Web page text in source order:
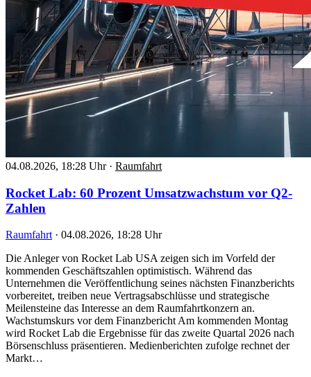
04.08.2026, 18:28 Uhr · Raumfahrt
Rocket Lab: 60 Prozent Umsatzwachstum vor Q2-
Zahlen
Raumfahrt · 04.08.2026, 18:28 Uhr
Die Anleger von Rocket Lab USA zeigen sich im Vorfeld der
kommenden Geschäftszahlen optimistisch. Während das
Unternehmen die Veröffentlichung seines nächsten Finanzberichts
vorbereitet, treiben neue Vertragsabschlüsse und strategische
Meilensteine das Interesse an dem Raumfahrtkonzern an.
Wachstumskurs vor dem Finanzbericht Am kommenden Montag
wird Rocket Lab die Ergebnisse für das zweite Quartal 2026 nach
Börsenschluss präsentieren. Medienberichten zufolge rechnet der
Markt…